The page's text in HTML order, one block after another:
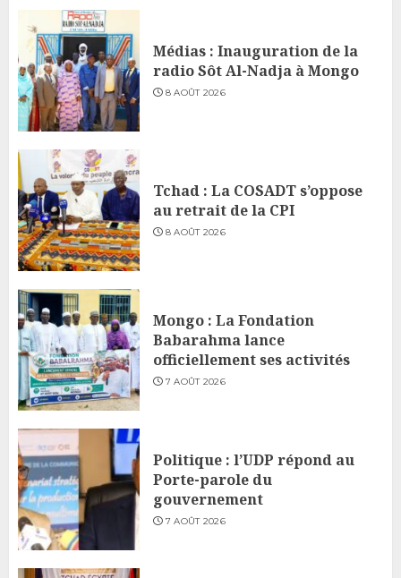
Médias : Inauguration de la
radio Sôt Al-Nadja à Mongo
8 AOÛT 2026
Tchad : La COSADT s’oppose
au retrait de la CPI
8 AOÛT 2026
Mongo : La Fondation
Babarahma lance
officiellement ses activités
7 AOÛT 2026
Politique : l’UDP répond au
Porte-parole du
gouvernement
7 AOÛT 2026